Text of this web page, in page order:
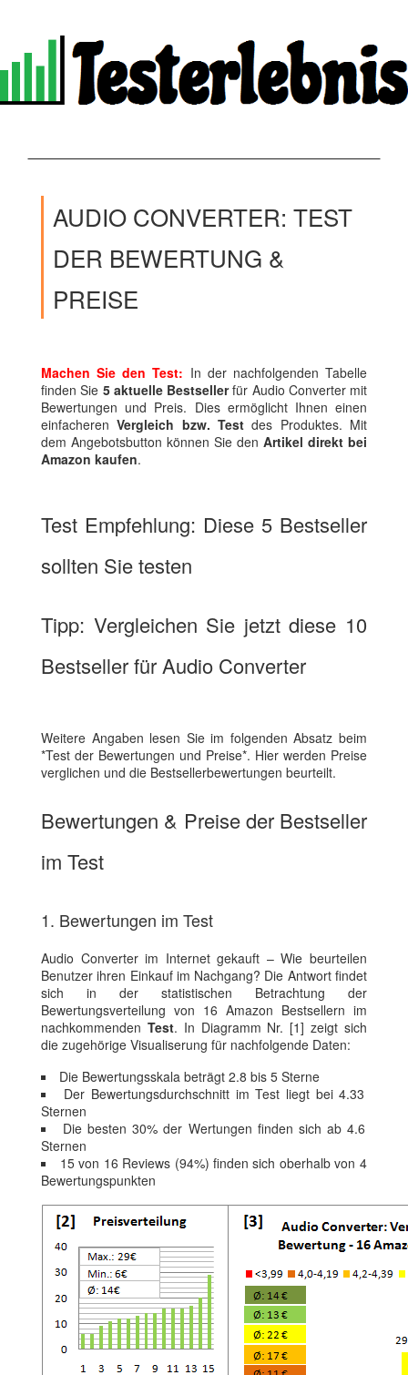
AUDIO CONVERTER: TEST
DER BEWERTUNG &
PREISE
Machen Sie den Test: In der nachfolgenden Tabelle
finden Sie 5 aktuelle Bestsellerfür Audio Converter mit
Bewertungen und Preis. Dies ermöglicht Ihnen einen
einfacherenVergleich bzw. Test des Produktes. Mit
dem Angebotsbutton können Sie den Artikel direkt bei
Amazon kaufen.
Test Empfehlung: Diese 5 Bestseller
sollten Sie testen
Tipp: Vergleichen Sie jetzt diese 10
Bestseller für Audio Converter
Weitere Angaben lesen Sie im folgenden Absatz beim
*Test der Bewertungen und Preise*. Hier werden Preise
verglichen und die Bestsellerbewertungen beurteilt.
Bewertungen & Preise der Bestseller
im Test
1. Bewertungen im Test
Audio Converter im Internet gekauft – Wie beurteilen
Benutzer ihren Einkauf im Nachgang? Die Antwort findet
sich in der statistischen Betrachtung der
Bewertungsverteilung von 16 Amazon Bestsellern im
nachkommenden Test. In Diagramm Nr. [1] zeigt sich
die zugehörige Visualiserung für nachfolgende Daten:
Die Bewertungsskala beträgt 2.8 bis 5 Sterne
Der Bewertungsdurchschnitt im Test liegt bei 4.33
Sternen
Die besten 30% der Wertungen finden sich ab 4.6
Sternen
15 von 16 Reviews (94%) finden sich oberhalb von 4
Bewertungspunkten